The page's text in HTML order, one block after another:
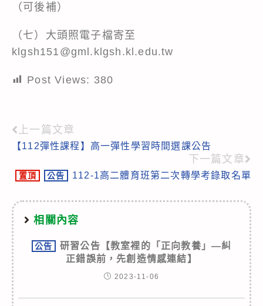
（可後補）
（七）大頭照電子檔寄至
klgsh151@gml.klgsh.kl.edu.tw
Post Views: 380
Read
more
articles
上一篇文章
【112彈性課程】高一彈性學習時間選課公告
下一篇文章
置頂 公告 112-1高二體育班第二次轉學考錄取名單
相關內容
公告
研習公告【教室裡的「正向教養」—糾
正錯誤前，先創造情感連結】
2023-11-06